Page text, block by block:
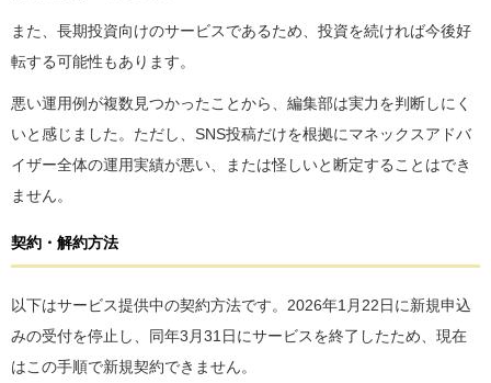
また、長期投資向けのサービスであるため、投資を続ければ今後好
転する可能性もあります。
悪い運用例が複数見つかったことから、編集部は実力を判断しにく
いと感じました。ただし、SNS投稿だけを根拠にマネックスアドバ
イザー全体の運用実績が悪い、または怪しいと断定することはでき
ません。
契約・解約方法
以下はサービス提供中の契約方法です。2026年1月22日に新規申込
みの受付を停止し、同年3月31日にサービスを終了したため、現在
はこの手順で新規契約できません。